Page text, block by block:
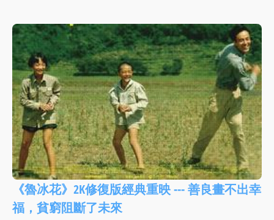
《魯冰花》2K修復版經典重映 --- 善良畫不出幸
福，貧窮阻斷了未來